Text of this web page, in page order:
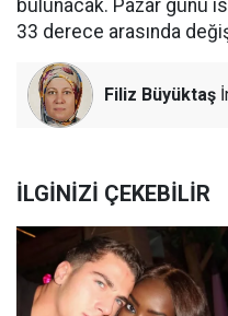
bulunacak. Pazar günü
33 derece arasında
Filiz Büyüktaş